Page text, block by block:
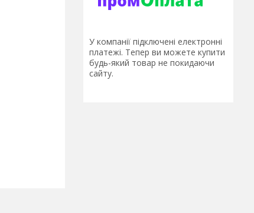
У компанії підключені електронні
платежі. Тепер ви можете купити
будь-який товар не покидаючи
сайту.